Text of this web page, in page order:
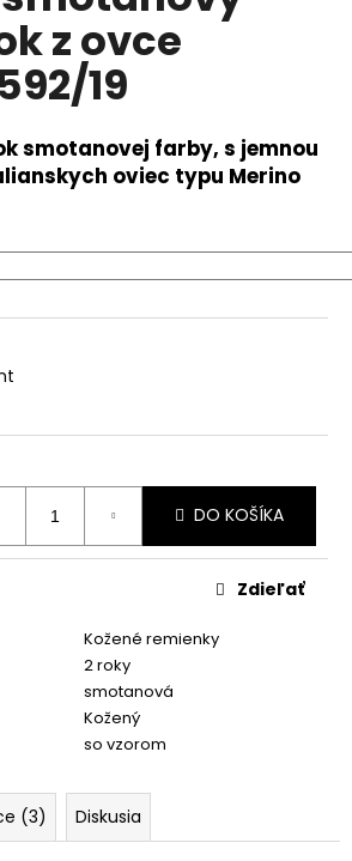
z ovce
19
smotanovej farby, s jemnou
oviec typu Merino
DO KOŠÍKA
Kožené remienky
2 roky
smotanová
Kožený
so vzorom
Zdieľať
(3) Diskusia
HĽADAŤ